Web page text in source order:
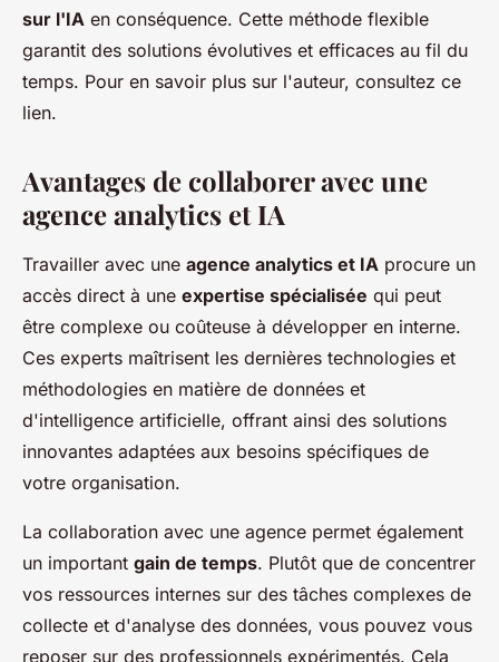
sur l'IA en conséquence. Cette méthode flexible
garantit des solutions évolutives et efficaces au fil du
temps. Pour en savoir plus sur l'auteur, consultez ce
lien.
Avantages de collaborer avec une
agence analytics et IA
Travailler avec une agence analytics et IA procure un
accès direct à une expertise spécialisée qui peut
être complexe ou coûteuse à développer en interne.
Ces experts maîtrisent les dernières technologies et
méthodologies en matière de données et
d'intelligence artificielle, offrant ainsi des solutions
innovantes adaptées aux besoins spécifiques de
votre organisation.
La collaboration avec une agence permet également
un important gain de temps. Plutôt que de concentrer
vos ressources internes sur des tâches complexes de
collecte et d'analyse des données, vous pouvez vous
reposer sur des professionnels expérimentés. Cela